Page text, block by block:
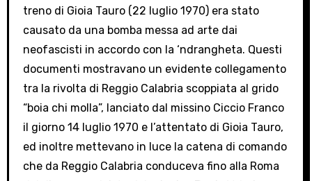
treno di Gioia Tauro (22 luglio 1970) era stato
causato da una bomba messa ad arte dai
neofascisti in accordo con la ‘ndrangheta. Questi
documenti mostravano un evidente collegamento
tra la rivolta di Reggio Calabria scoppiata al grido
“boia chi molla”, lanciato dal missino Ciccio Franco
il giorno 14 luglio 1970 e l’attentato di Gioia Tauro,
ed inoltre mettevano in luce la catena di comando
che da Reggio Calabria conduceva fino alla Roma